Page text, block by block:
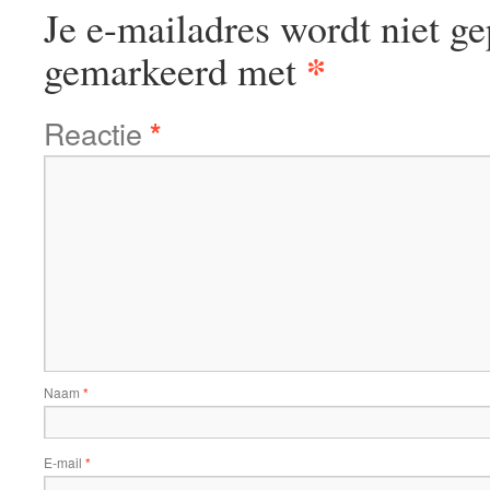
Je e-mailadres wordt niet
gemarkeerd met *
Reactie *
Naam *
E-mail *